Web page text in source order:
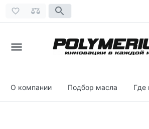
О компании Подбор масла Где